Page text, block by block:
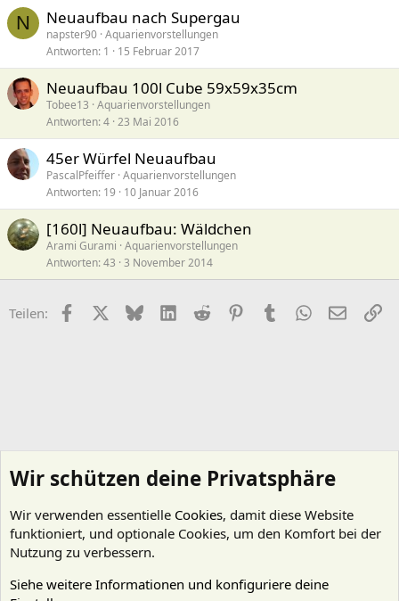
N Neuaufbau nach Supergau
napster90 Aquarienvorstellungen
Antworten 1 15 Februar 2017
Neuaufbau 100l Cube 59x59x35cm
Tobee13 Aquarienvorstellungen
Antworten 4 23 Mai 2016
45er Würfel Neuaufbau
PascalPfeiffer Aquarienvorstellungen
Antworten 19 10 Januar 2016
[160l] Neuaufbau: Wäldchen
Arami Gurami Aquarienvorstellungen
Antworten 43 3 November 2014
Teilen: FacebookX (Twitter)
BlueskyLinkedIn
Reddit PinterestTumblr WhatsApp
E-Mail
Wir schützen deine Privatsphäre
Wir verwenden essentielle Cookies, damit diese Website
funktioniert, und optionale Cookies, um den Komfort bei der
Nutzung zu verbessern.
Siehe weitere Informationen und konfiguriere deine